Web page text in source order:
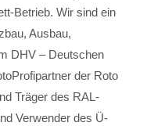
Betrieb. Wir sind ein
Ausbau,
DHV – Deutschen
der Roto
Träger des RAL-
Verwender des Ü-